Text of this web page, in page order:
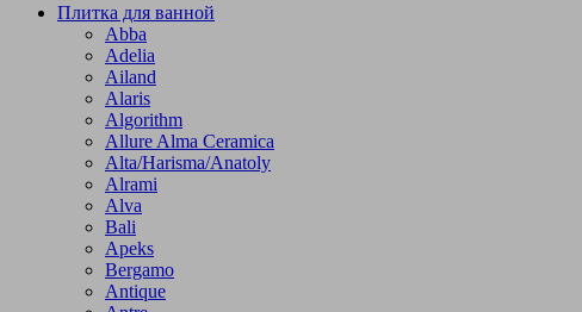
Плитка для ванной
Abba
Adelia
Ailand
Alaris
Algorithm
Allure Alma Ceramica
Alta/Harisma/Anatoly
Alrami
Alva
Bali
Apeks
Bergamo
Antique